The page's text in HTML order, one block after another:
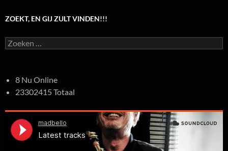
ZOEKT, EN GIJ ZULT VINDEN!!!
Zoeken
naar:
8 Nu Online
23302415 Totaal